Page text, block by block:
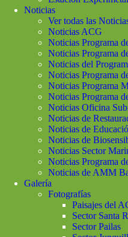
Noticias
Ver todas las
Noticias ACG
Noticias Programa
Noticias Programa
Noticias del
Noticias Programa
Noticias Programa
Noticias Programa
Noticias Oficina
Noticias de
Noticias de
Noticias de
Noticias Sector
Noticias Programa
Noticias de AMM
Galería
Fotografías
Paisajes del
Sector Santa
Sector Pailas